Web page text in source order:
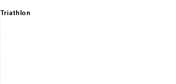
Triathlon